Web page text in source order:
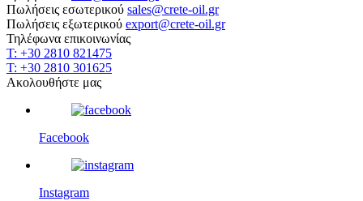
Πωλήσεις εσωτερικού sales@crete-oil.gr
Πωλήσεις εξωτερικού export@crete-oil.gr
Τηλέφωνα επικοινωνίας
T: +30 2810 821475
T: +30 2810 301625
Ακολουθήστε μας
Facebook
Instagram